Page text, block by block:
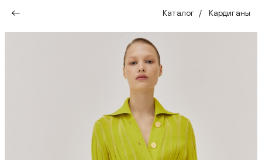
Каталог Кардиганы